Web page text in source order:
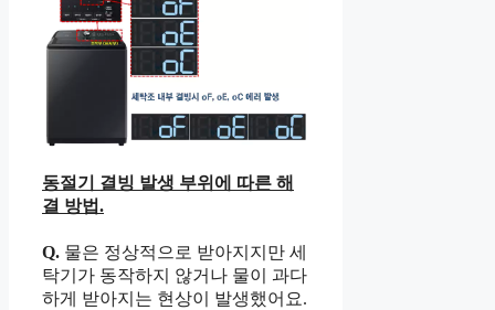
동절기 결빙 발생 부위에 따른 해
결 방법.
Q. 물은 정상적으로 받아지지만 세
탁기가 동작하지 않거나 물이 과다
하게 받아지는 현상이 발생했어요.